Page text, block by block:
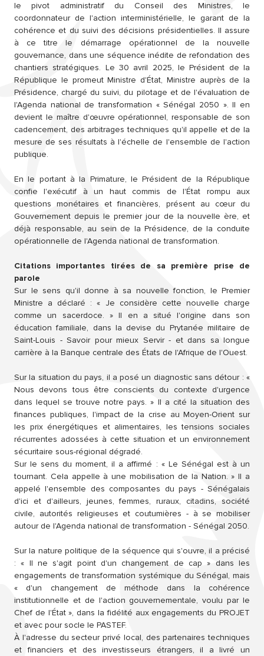
le pivot administratif du Conseil des Ministres, le
coordonnateur de l'action interministérielle, le garant de la
cohérence et du suivi des décisions présidentielles. Il assure
à ce titre le démarrage opérationnel de la nouvelle
gouvernance, dans une séquence inédite de refondation des
chantiers stratégiques. Le 30 avril 2025, le Président de la
République le promeut Ministre d'État, Ministre auprès de la
Présidence, chargé du suivi, du pilotage et de l'évaluation de
l'Agenda national de transformation « Sénégal 2050 ». Il en
devient le maître d'œuvre opérationnel, responsable de son
cadencement, des arbitrages techniques qu'il appelle et de la
mesure de ses résultats à l'échelle de l'ensemble de l'action
publique.
En le portant à la Primature, le Président de la République
confie l'exécutif à un haut commis de l'État rompu aux
questions monétaires et financières, présent au cœur du
Gouvernement depuis le premier jour de la nouvelle ère, et
déjà responsable, au sein de la Présidence, de la conduite
opérationnelle de l'Agenda national de transformation.
Citations importantes tirées de sa première prise de
parole
Sur le sens qu'il donne à sa nouvelle fonction, le Premier
Ministre a déclaré : « Je considère cette nouvelle charge
comme un sacerdoce. » Il en a situé l'origine dans son
éducation familiale, dans la devise du Prytanée militaire de
Saint-Louis - Savoir pour mieux Servir - et dans sa longue
carrière à la Banque centrale des États de l'Afrique de l'Ouest.
Sur la situation du pays, il a posé un diagnostic sans détour : «
Nous devons tous être conscients du contexte d'urgence
dans lequel se trouve notre pays. » Il a cité la situation des
finances publiques, l'impact de la crise au Moyen-Orient sur
les prix énergétiques et alimentaires, les tensions sociales
récurrentes adossées à cette situation et un environnement
sécuritaire sous-régional dégradé.
Sur le sens du moment, il a affirmé : « Le Sénégal est à un
tournant. Cela appelle à une mobilisation de la Nation. » Il a
appelé l'ensemble des composantes du pays - Sénégalais
d'ici et d'ailleurs, jeunes, femmes, ruraux, citadins, société
civile, autorités religieuses et coutumières - à se mobiliser
autour de l'Agenda national de transformation - Sénégal 2050.
Sur la nature politique de la séquence qui s'ouvre, il a précisé
: « Il ne s'agit point d'un changement de cap » dans les
engagements de transformation systémique du Sénégal, mais
« d'un changement de méthode dans la cohérence
institutionnelle et de l'action gouvernementale, voulu par le
Chef de l'État », dans la fidélité aux engagements du PROJET
et avec pour socle le PASTEF.
À l'adresse du secteur privé local, des partenaires techniques
et financiers et des investisseurs étrangers, il a livré un